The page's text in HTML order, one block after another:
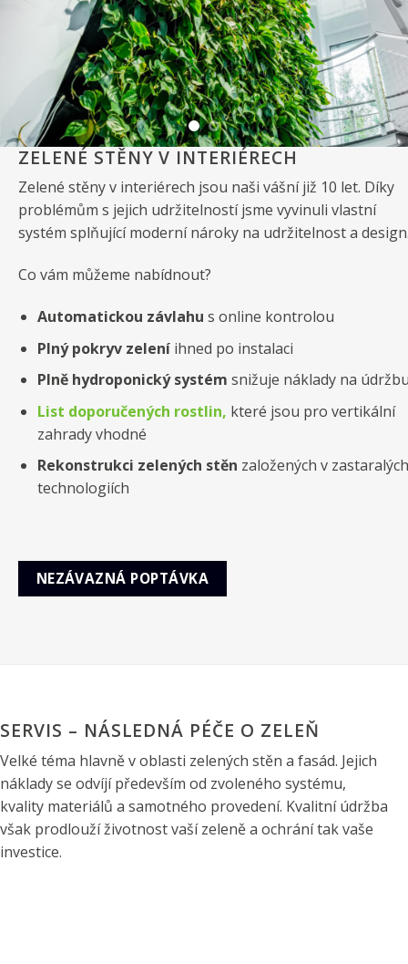
ZELENÉ STĚNY V INTERIÉRECH
Zelené stěny v interiérech jsou naši vášní již 10 let. Díky
problémům s jejich udržitelností jsme vyvinuli vlastní
systém splňující moderní nároky na udržitelnost a
Co vám můžeme nabídnout?
Automatickou závlahu s online kontrolou
Plný pokryv zeleníihned po instalaci
Plně hydroponický systém snižuje náklady na
List doporučených rostlin, které jsou pro vertikální
zahrady vhodné
Rekonstrukci zelených stěn založených v zastaralých
technologiích
NEZÁVAZNÁ POPTÁVKA
SERVIS – NÁSLEDNÁ PÉČE O ZELEŇ
Velké téma hlavně v oblasti zelených stěn a fasád. Jejich
náklady se odvíjí především od zvoleného systému,
kvality materiálů a samotného provedení. Kvalitní údržba
však prodlouží životnost vaší zeleně a ochrání tak vaše
investice.